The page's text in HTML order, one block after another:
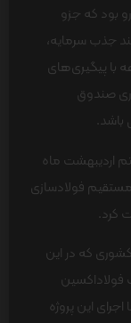
معادل 4 میلیارد یورو بود که جزو
جذب سرمایه،
تامین اراضی و اخذ مجو‌زهای ضروری این مجموعه با پیگیری‎‎‌‍‌های
صندوق
اردیبهشت ماه
فولادسازی
کرد.
که در این
فولاداکسین
این پروژه